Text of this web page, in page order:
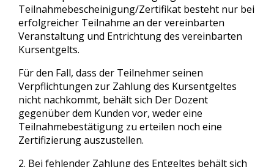
Teilnahmebescheinigung/Zertifikat besteht nur bei
erfolgreicher Teilnahme an der vereinbarten
Veranstaltung und Entrichtung des vereinbarten
Kursentgelts.
Für den Fall, dass der Teilnehmer seinen
Verpflichtungen zur Zahlung des Kursentgeltes
nicht nachkommt, behält sich Der Dozent
gegenüber dem Kunden vor, weder eine
Teilnahmebestätigung zu erteilen noch eine
Zertifizierung auszustellen.
2. Bei fehlender Zahlung des Entgeltes behält sich